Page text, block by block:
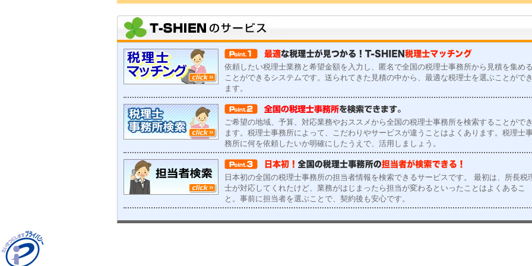
依頼したい税理士業務と希望金額を入力し、匿名で全国の税理士事務所から見積を集める
ことができるシステムです。送られてきた見積の中から、最適な税理士を選ぶことができ
ます。
ご希望の地域、予算、対応業務やおススメから全国の税理士事務所を検索することができ
ます。税理士事務所によって、こだわりやサービスが違うことはよくあります。税理士
務所に何を依頼したいか明確にしたうえで、活用しましょう。
日本初の全国の税理士事務所の担当者情報を検索できるサービスです。 最初は、所長税
士が対応してくれたけど、業務がはじまったら担当が変わるといったことはよくあるこ
と。事前に担当者を選ぶことで、契約後も安心です。